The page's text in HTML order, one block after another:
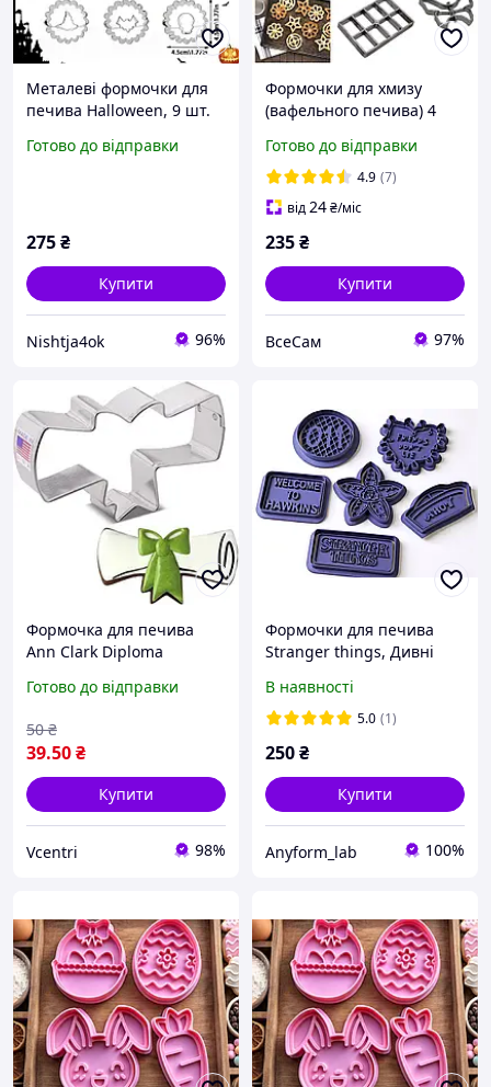
Металеві формочки для
печива Halloween, 9 шт.
Готово до відправки
275₴
Купити
Nishtja4ok 96%
Формочки для хмизу
(вафельного печива) 4
Готово до відправки
4.9 (7)
від24₴/міс
235₴
Купити
ВсеСам 97%
Формочка для печива
Ann Clark Diploma
Готово до відправки
39.50₴
50 ₴
Купити
Vcentri 98%
Формочки для печива
Stranger things, Дивні
В наявності
5.0 (1)
250₴
Купити
Anyform_lab 100%